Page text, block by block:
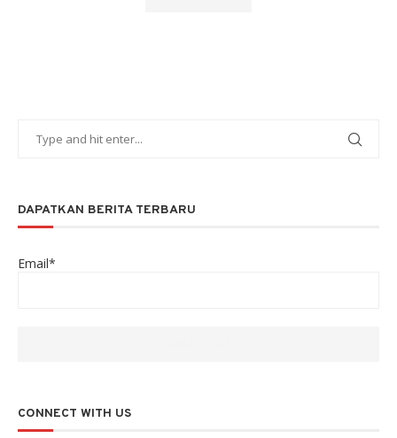
DAPATKAN BERITA TERBARU
Email*
CONNECT WITH US